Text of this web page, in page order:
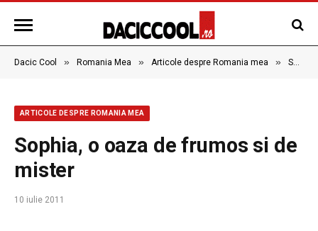
Dacic Cool » Romania Mea » Articole despre Romania mea » Sophia, o oaza de frumos si de mister
ARTICOLE DESPRE ROMANIA MEA
Sophia, o oaza de frumos si de
mister
10 iulie 2011